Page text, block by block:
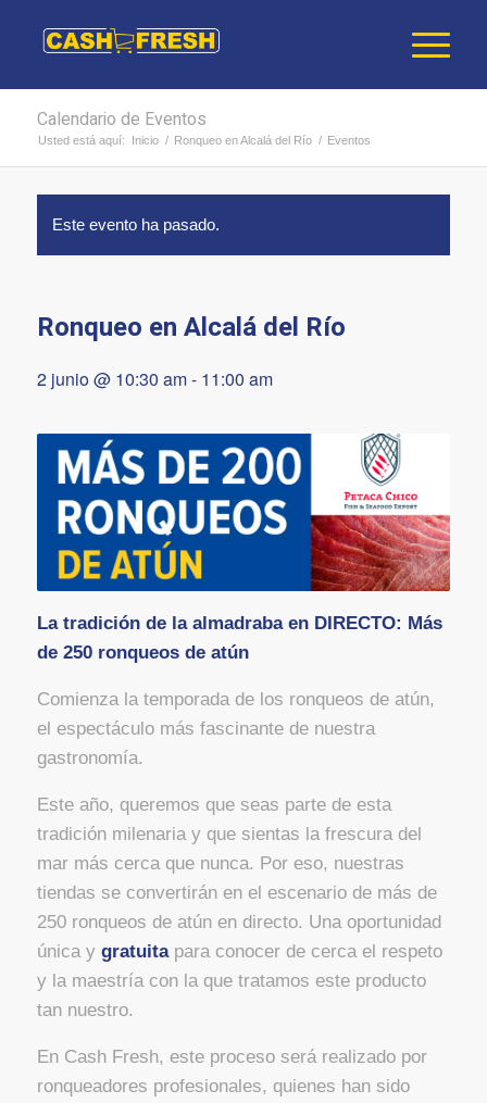
Calendario de Eventos
Usted está aquí: Inicio / Ronqueo en Alcalá del Río / Eventos
Este evento ha pasado.
Ronqueo en Alcalá del Río
2 junio @ 10:30 am- 11:00 am
La tradición de la almadraba en DIRECTO: Más
de 250 ronqueos de atún
Comienza la temporada de los ronqueos de atún,
el espectáculo más fascinante de nuestra
gastronomía.
Este año, queremos que seas parte de esta
tradición milenaria y que sientas la frescura del
mar más cerca que nunca. Por eso, nuestras
tiendas se convertirán en el escenario de más de
250 ronqueos de atún en directo. Una oportunidad
única y gratuitapara conocer de cerca el respeto
y la maestría con la que tratamos este producto
tan nuestro.
En Cash Fresh, este proceso será realizado por
ronqueadores profesionales, quienes han sido